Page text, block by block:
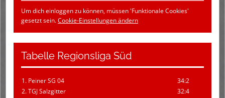
Um dich einloggen zu können, müssen 'Funktionale Cookies'
gesetzt sein.Cookie-Einstellungen ändern
Tabelle Regionsliga Süd
1. Peiner SG 04
34:2
2. TGJ Salzgitter
32:4